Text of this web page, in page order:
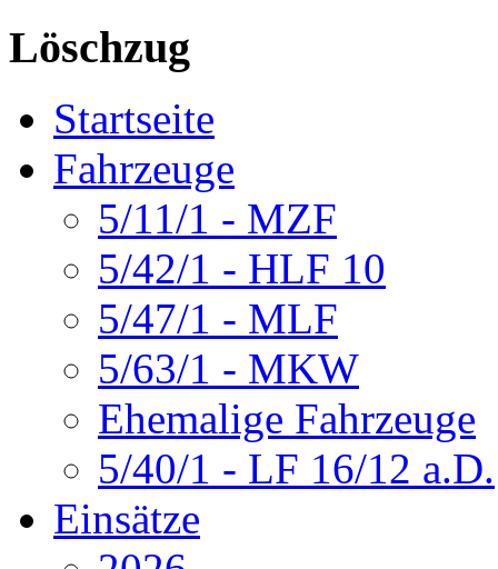
Löschzug
Startseite
Fahrzeuge
5/11/1 - MZF
5/42/1 - HLF 10
5/47/1 - MLF
5/63/1 - MKW
Ehemalige Fahrzeuge
5/40/1 - LF 16/12 a.D.
Einsätze